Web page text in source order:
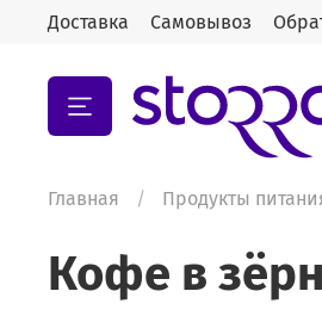
Доставка Самовывоз
Главная Продукты
Кофе в